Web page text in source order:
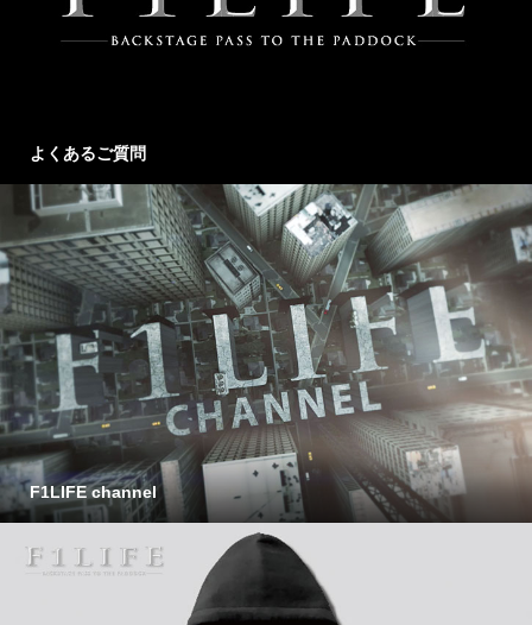
よくあるご質問
F1LIFE channel